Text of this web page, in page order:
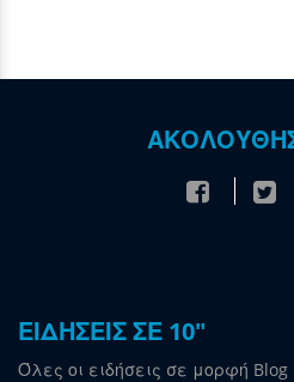
ΕΙΔΗΣΕΙΣ ΣΕ 10"
Όλες οι ειδήσεις σε μορφή Blog